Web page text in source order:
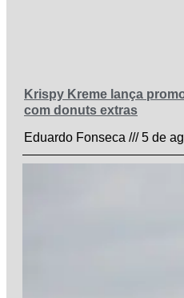
Krispy Kreme lança
com donuts extras
Eduardo Fonseca
5 de